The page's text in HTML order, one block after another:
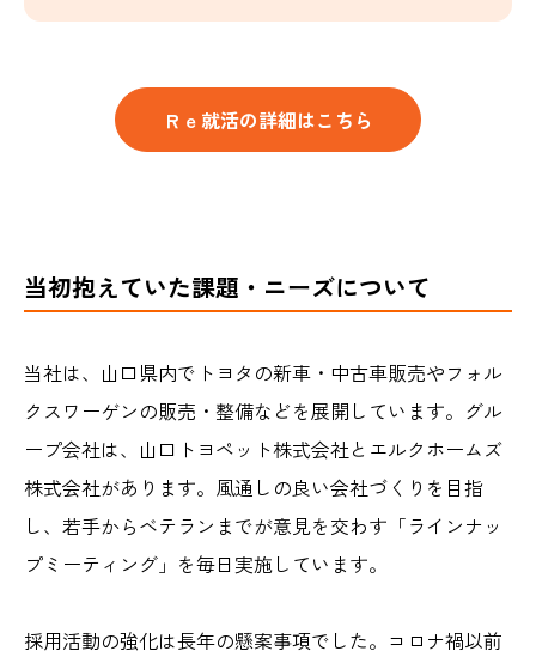
Ｒｅ就活の詳細はこちら
当初抱えていた課題・ニーズについて
当社は、山口県内でトヨタの新車・中古車販売やフォル
クスワーゲンの販売・整備などを展開しています。グル
ープ会社は、山口トヨペット株式会社とエルクホームズ
株式会社があります。風通しの良い会社づくりを目指
し、若手からベテランまでが意見を交わす「ラインナッ
プミーティング」を毎日実施しています。
採用活動の強化は長年の懸案事項でした。コロナ禍以前